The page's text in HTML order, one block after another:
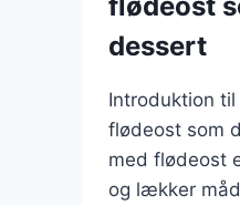
dessert
Introduktion
flødeost som
med flødeost
og lækker